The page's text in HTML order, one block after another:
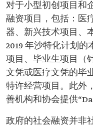
对于小型初创项目和
融资项目，包括：医
器、新兴技术项目、
2019 年沙特化计划
项目、毕业生项目（
文凭或医疗文凭的毕
特许经营项目。此外
善机构和协会提供
政府的社会融资并非